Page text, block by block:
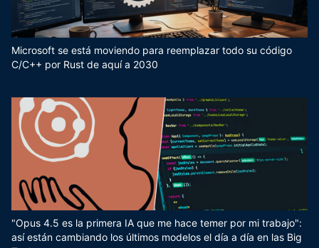
Microsoft se está moviendo para reemplazar todo su código
C/C++ por Rust de aquí a 2030
"Opus 4.5 es la primera IA que me hace temer por mi trabajo":
así están cambiando los últimos modelos el día a día en las Big